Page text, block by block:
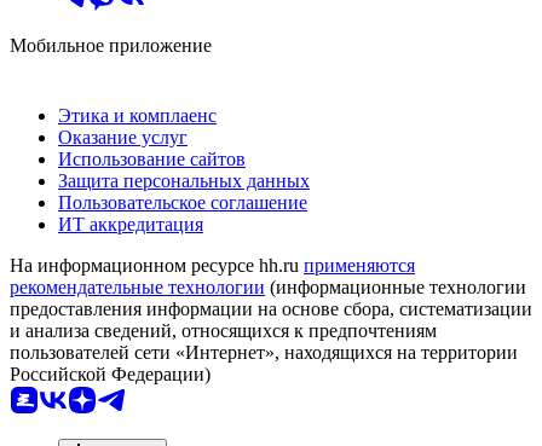
Мобильное приложение
Этика и комплаенс
Оказание услуг
Использование сайтов
Защита персональных данных
Пользовательское соглашение
ИТ аккредитация
На информационном ресурсе hh.ru применяются
рекомендательные технологии (информационные технологии
предоставления информации на основе сбора, систематизации
и анализа сведений, относящихся к предпочтениям
пользователей сети «Интернет», находящихся на территории
Российской Федерации)